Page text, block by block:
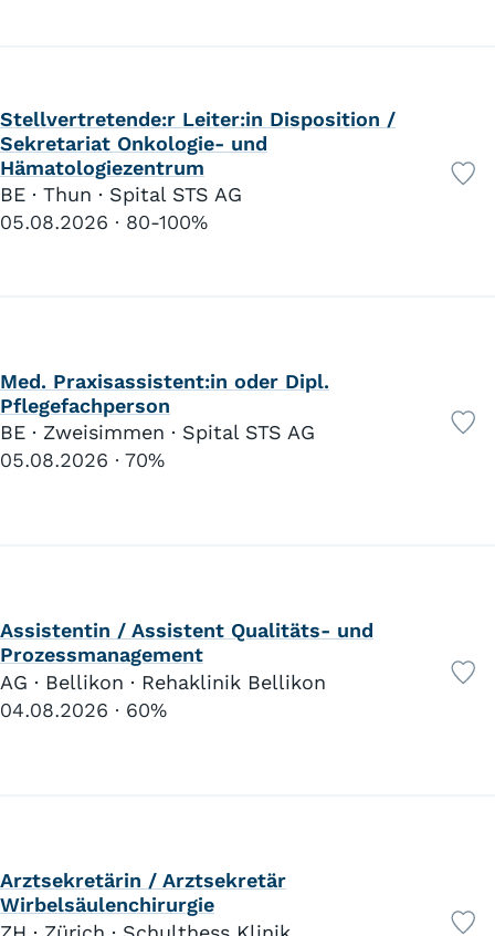
Stellvertretende:r Leiter:in Disposition /
Sekretariat Onkologie- und
Hämatologiezentrum
BE · Thun · Spital STS AG
05.08.2026
80-100%
Med. Praxisassistent:in oder Dipl.
Pflegefachperson
BE · Zweisimmen · Spital STS AG
05.08.2026
70%
Assistentin / Assistent Qualitäts- und
Prozessmanagement
AG · Bellikon · Rehaklinik Bellikon
04.08.2026
60%
Arztsekretärin / Arztsekretär
Wirbelsäulenchirurgie